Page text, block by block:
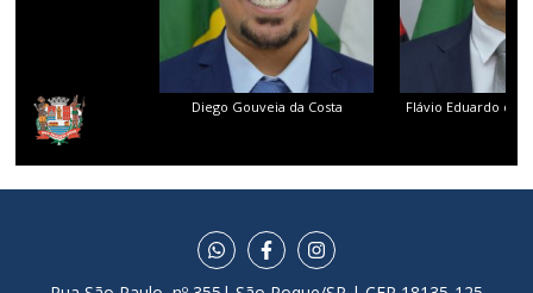
Diego Gouveia da Costa Flávio Eduardo dos